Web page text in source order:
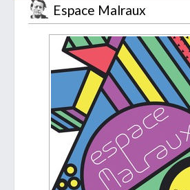
Espace Malraux